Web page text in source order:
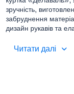
зручність,
забруднення
дизайн рукавів та
додатковий захист
навантаження.
Читати далі